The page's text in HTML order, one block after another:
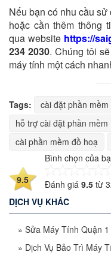
Nếu bạn có nhu cầu sử
hoặc cần thêm thông
qua website https://
234 2030. Chúng tôi
máy tính một cách
Tags: cài đặt phần mềm
hỗ trợ cài đặt phần mềm
cài phần mềm đồ hoạ
9.5
Bình chọn của
Đánh giá 9.5 từ
DỊCH VỤ KHÁC
» Sửa Máy Tính Quận
» Dịch Vụ Bảo Trì Máy